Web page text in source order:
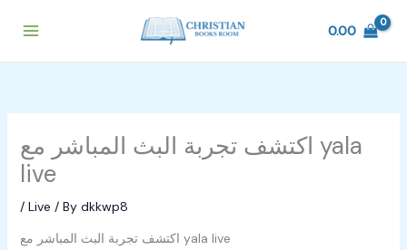
0.00
اكتشف تجربة البث المباشر مع yala
live
/ Live / By dkkwp8
اكتشف تجربة البث المباشر مع yala live